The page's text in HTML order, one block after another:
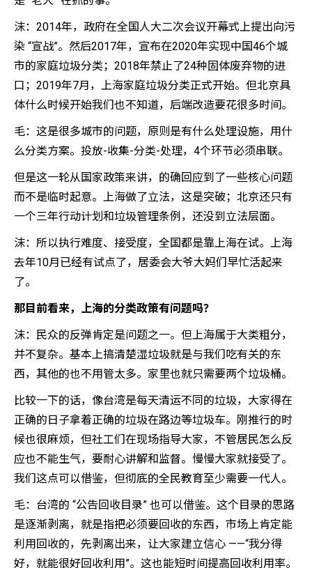
沫：2014年，政府在全国人大二次会议开幕式上提出向污
染 “宣战”。然后2017年，宣布在2020年实现中国46个城
市的家庭垃圾分类；2018年禁止了24种固体废弃物的进
口；2019年7月，上海家庭垃圾分类正式开始。但北京具
体什么时候开始我们也不知道，后端改造要花很多时间。
毛：这是很多城市的问题，原则是有什么处理设施，用什
么分类方案。投放-收集-分类-处理，4个环节必须串联。
但是这一轮从国家政策来讲，的确回应到了一些核心问题
而不是临时起意。上海做了立法，这是突破；北京还只有
一个三年行动计划和垃圾管理条例，还没到立法层面。
沫：所以执行难度、接受度，全国都是靠上海在试。上海
去年10月已经有试点了，居委会大爷大妈们早忙活起来
了。
那目前看来，上海的分类政策有问题吗？
沫：民众的反弹肯定是问题之一。但上海属于大类粗分，
并不复杂。基本上搞清楚湿垃圾就是与我们吃有关的东
西，其他的也不用管太多。家里也就只需要两个垃圾桶。
比较一下的话，像台湾是每天清运不同的垃圾，大家得在
正确的日子拿着正确的垃圾在路边等垃圾车。刚推行的时
候也很麻烦，但社工们在现场指导大家，不管居民怎么反
应也不能生气，要耐心讲解和监督。慢慢大家就接受了。
我们这点可以借鉴，但彻底的全民教育至少需要一代人。
毛：台湾的 “公告回收目录” 也可以借鉴。这个目录的思路
是逐渐剥离，就是指把必须要回收的东西，市场上肯定能
利用回收的，先剥离出来，让大家建立信心 ——“我分得
好，就能很好回收利用”。这也能短时间提高回收利用率。